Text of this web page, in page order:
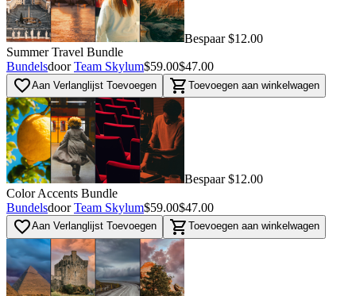
Bespaar $12.00
Summer Travel Bundle
Bundelsdoor Team Skylum$59.00$47.00
favorite_borderAan Verlanglijst Toevoegen shopping_cart Toevoegen aan winkelwagen
Bespaar $12.00
Color Accents Bundle
Bundelsdoor Team Skylum$59.00$47.00
favorite_borderAan Verlanglijst Toevoegen shopping_cart Toevoegen aan winkelwagen